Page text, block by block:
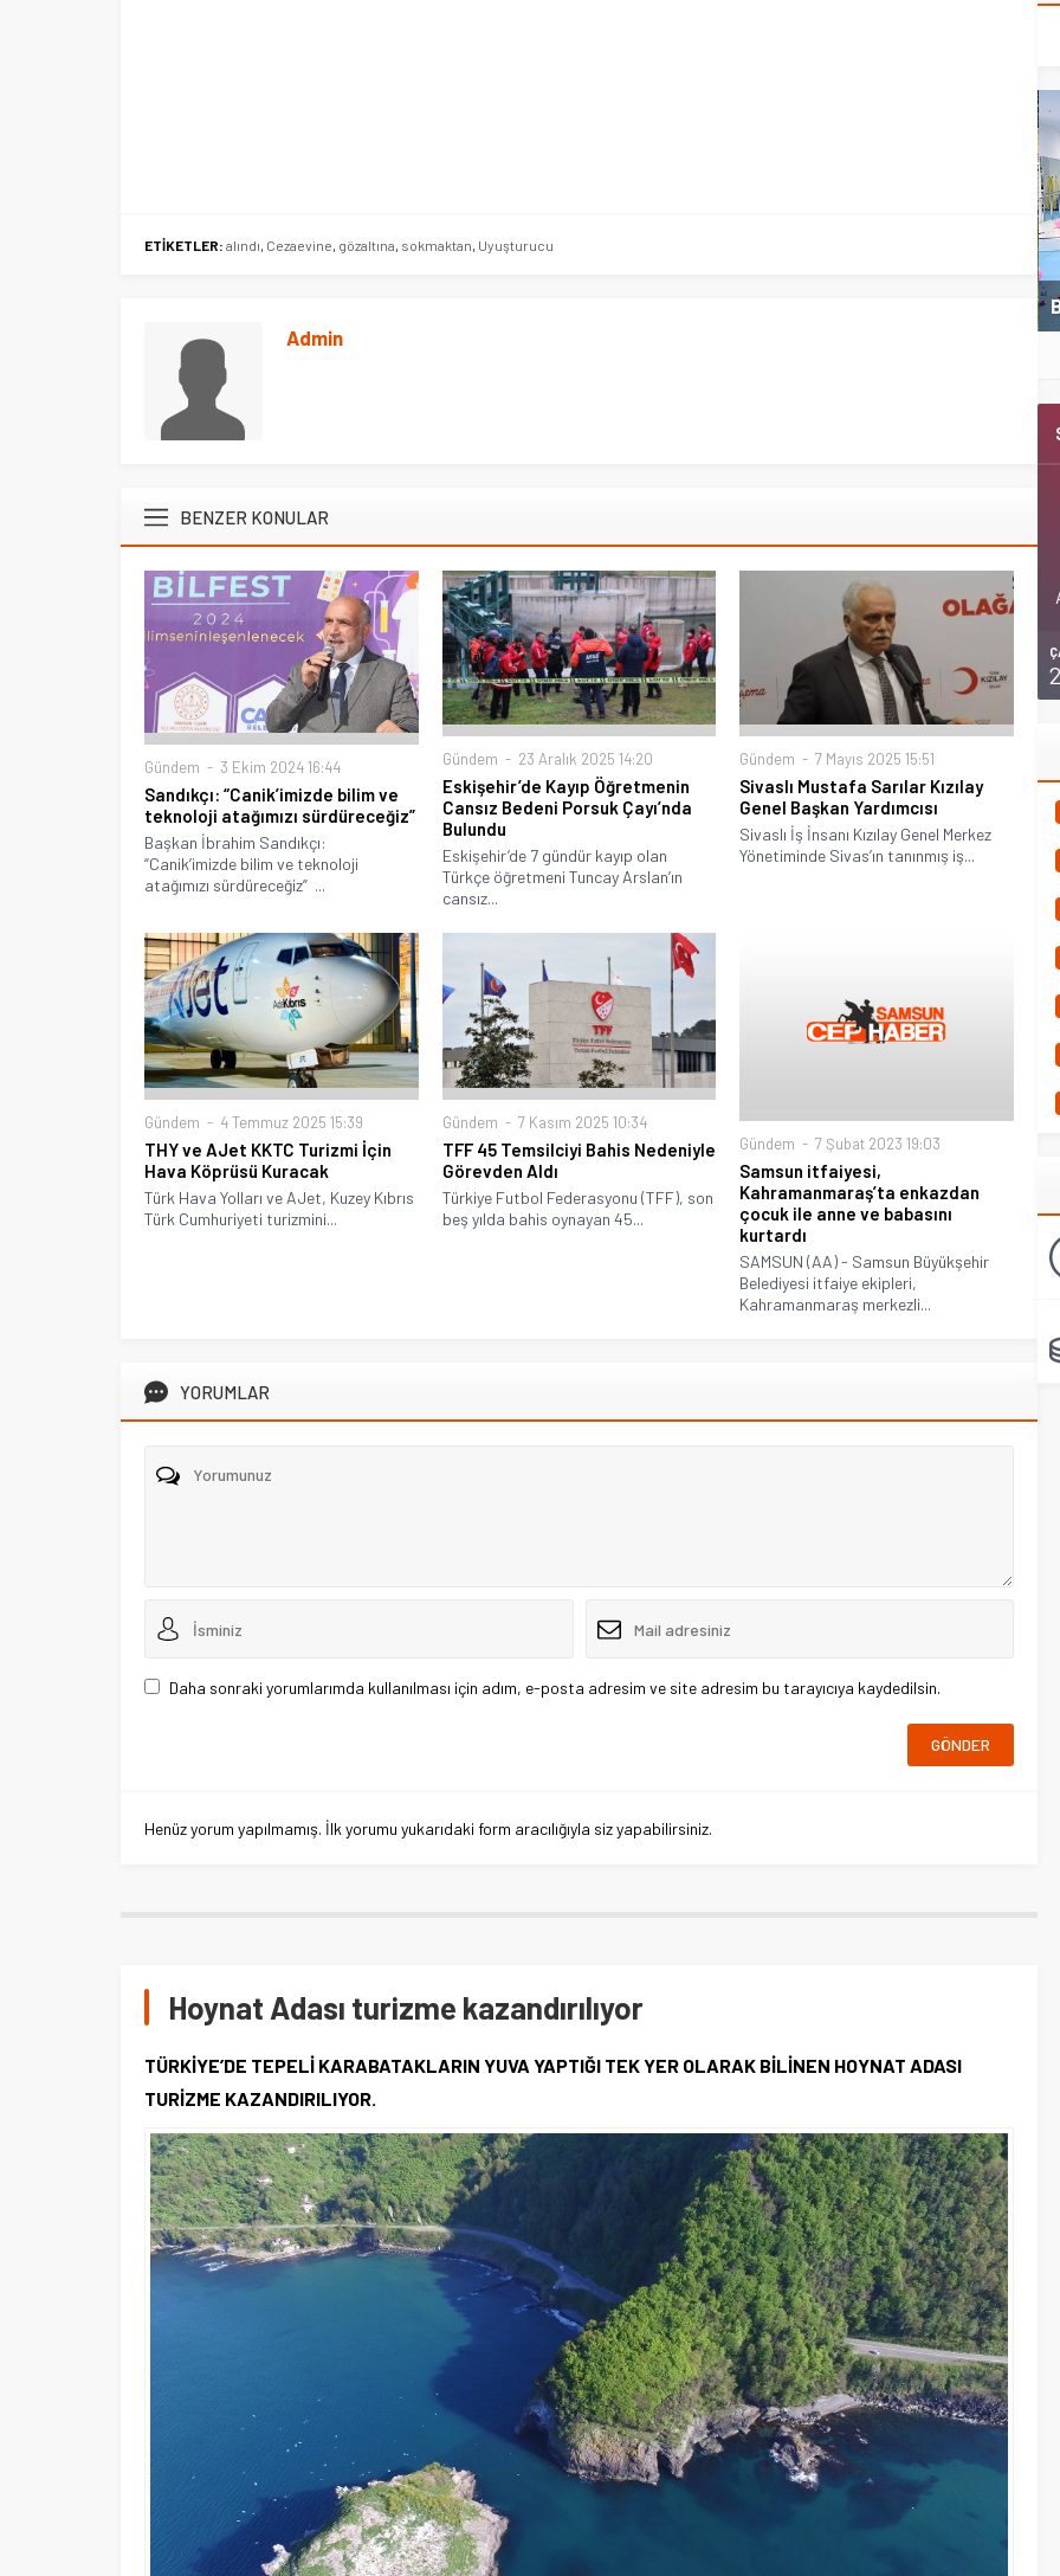
ETİKETLER: alındı, Cezaevine, gözaltına, sokmaktan, Uyuşturucu
Admin
BENZER KONULAR
Gündem 3 Ekim 2024 16:44
Sandıkçı: “Canik’imizde bilim ve
teknoloji atağımızı sürdüreceğiz”
Başkan İbrahim Sandıkçı:
“Canik’imizde bilim ve teknoloji
atağımızı sürdüreceğiz” ...
Gündem 23 Aralık 2025 14:20
Eskişehir’de Kayıp Öğretmenin
Cansız Bedeni Porsuk Çayı’nda
Bulundu
Eskişehir’de 7 gündür kayıp olan
Türkçe öğretmeni Tuncay Arslan’ın
cansız...
Gündem 7 Mayıs 2025 15:51
Sivaslı Mustafa Sarılar Kızılay
Genel Başkan Yardımcısı
Sivaslı İş İnsanı Kızılay Genel Merkez
Yönetiminde Sivas’ın tanınmış iş...
Gündem 4 Temmuz 2025 15:39
THY ve AJet KKTC Turizmi İçin
Hava Köprüsü Kuracak
Türk Hava Yolları ve AJet, Kuzey Kıbrıs
Türk Cumhuriyeti turizmini...
Gündem 7 Kasım 2025 10:34
TFF 45 Temsilciyi Bahis Nedeniyle
Görevden Aldı
Türkiye Futbol Federasyonu (TFF), son
beş yılda bahis oynayan 45...
Gündem 7 Şubat 2023 19:03
Samsun itfaiyesi,
Kahramanmaraş’ta enkazdan
çocuk ile anne ve babasını
kurtardı
SAMSUN (AA) - Samsun Büyükşehir
Belediyesi itfaiye ekipleri,
Kahramanmaraş merkezli...
YORUMLAR
Daha sonraki yorumlarımda kullanılması için adım, e-posta adresim ve site adresim bu tarayıcıya kaydedilsin.
Henüz yorum yapılmamış. İlk yorumu yukarıdaki form aracılığıyla siz yapabilirsiniz.
Hoynat Adası turizme kazandırılıyor
TÜRKİYE’DE TEPELİ KARABATAKLARIN YUVA YAPTIĞI TEK YER OLARAK BİLİNEN HOYNAT ADASI
TURİZME KAZANDIRILIYOR.